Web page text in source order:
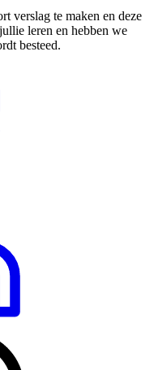
verslag te maken en deze
leren en hebben we
besteed.